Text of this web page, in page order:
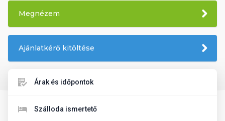
Megnézem
Ajánlatkérő kitöltése
Árak és időpontok
Szálloda ismertető